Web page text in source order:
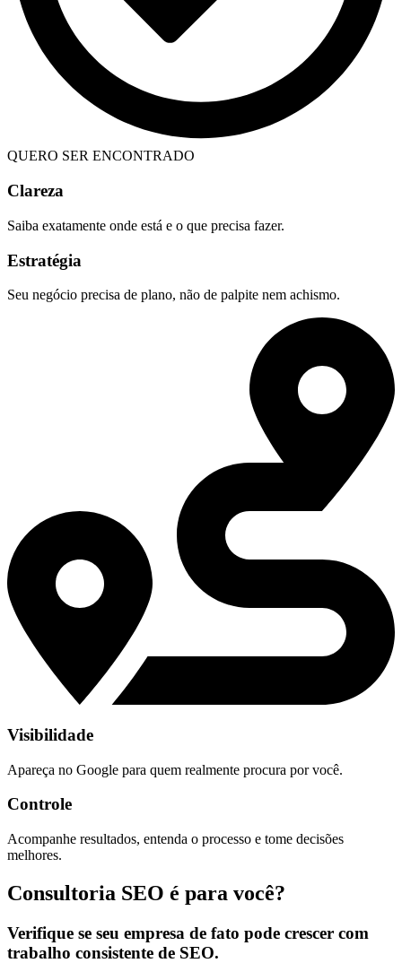
QUERO SER ENCONTRADO
Clareza
Saiba exatamente onde está e o que precisa fazer.
Estratégia
Seu negócio precisa de plano, não de palpite nem achismo.
Visibilidade
Apareça no Google para quem realmente procura por você.
Controle
Acompanhe resultados, entenda o processo e tome decisões
melhores.
Consultoria SEO é para você?
Verifique se seu empresa de fato pode crescer com
trabalho consistente de SEO.